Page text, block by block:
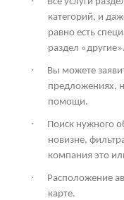
категорий, и
равно есть
раздел «другие».
·
Вы можете
предложениях,
помощи.
·
Поиск нужного
новизне,
компания это
·
Расположение
карте.